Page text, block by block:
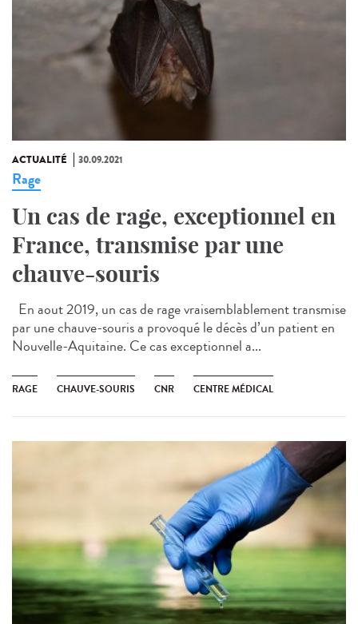
ACTUALITÉ 30.09.2021
Rage
Un cas de rage, exceptionnel en
France, transmise par une
chauve-souris
En aout 2019, un cas de rage vraisemblablement transmise
par une chauve-souris a provoqué le décès d’un patient en
Nouvelle-Aquitaine. Ce cas exceptionnel a...
RAGE CHAUVE-SOURIS CNR CENTRE MÉDICAL